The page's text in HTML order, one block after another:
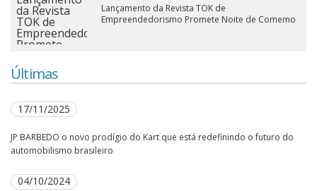
Lançamento da Revista TOK de
Empreendedorismo Promete Noite de Comemo
Últimas
17/11/2025
JP BARBEDO o novo prodígio do Kart que está redefinindo o futuro do
automobilismo brasileiro
04/10/2024